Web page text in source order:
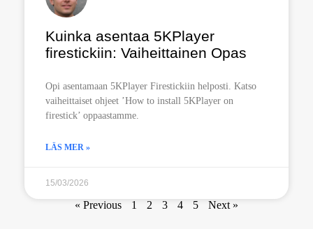
Kuinka asentaa 5KPlayer
firestickiin: Vaiheittainen Opas
Opi asentamaan 5KPlayer Firestickiin helposti. Katso
vaiheittaiset ohjeet ’How to install 5KPlayer on
firestick’ oppaastamme.
LÄS MER »
15/03/2026
« Previous 1 2 3 4 5 Next »